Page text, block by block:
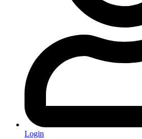
Login